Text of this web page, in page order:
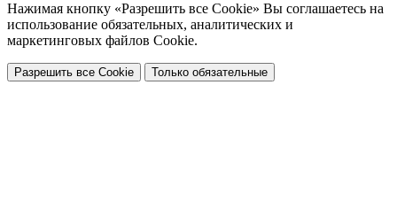
Нажимая кнопку «Разрешить все Cookie» Вы соглашаетесь на
использование обязательных, аналитических и
маркетинговых файлов Cookie.
Разрешить все Cookie Только обязательные